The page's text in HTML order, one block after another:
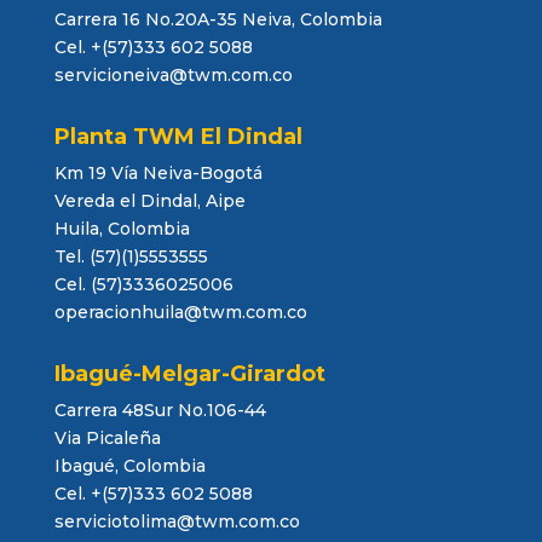
Carrera 16 No.20A-35 Neiva, Colombia
Cel. +(57)333 602 5088
servicioneiva@twm.com.co
Planta TWM El Dindal
Km 19 Vía Neiva-Bogotá
Vereda el Dindal, Aipe
Huila, Colombia
Tel. (57)(1)5553555
Cel. (57)3336025006
operacionhuila@twm.com.co
Ibagué-Melgar-Girardot
Carrera 48Sur No.106-44
Via Picaleña
Ibagué, Colombia
Cel. +(57)333 602 5088
serviciotolima@twm.com.co